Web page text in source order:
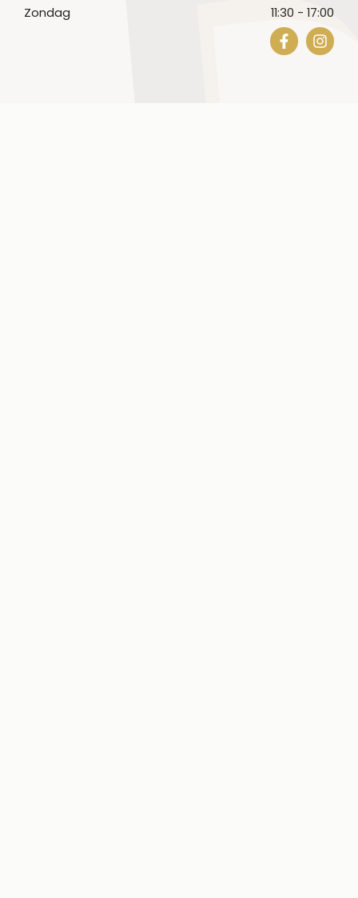
Zondag
11:30 - 17:00